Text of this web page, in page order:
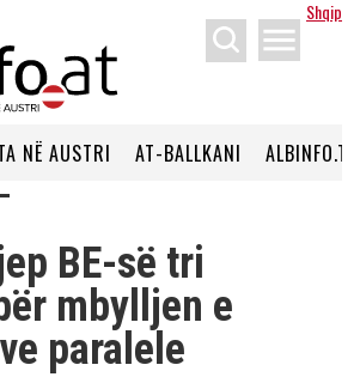
Shqip
menu
NË AUSTRI AT-BALLKANI ALBINFO.TV
BE-së tri
mbylljen e
paralele